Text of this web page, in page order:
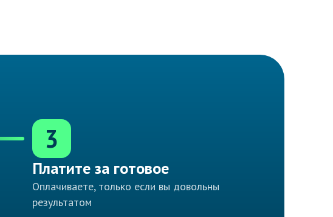
3
Платите за готовое
Оплачиваете, только если вы довольны
результатом